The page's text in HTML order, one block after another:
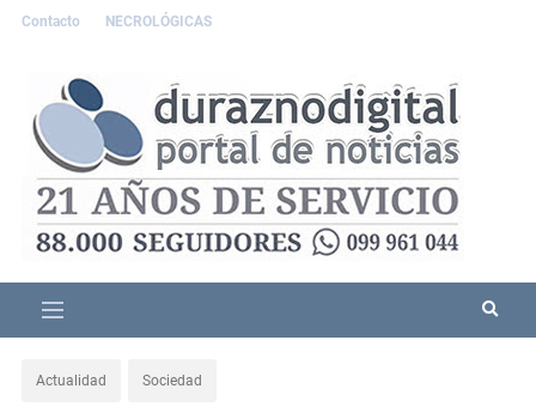
Contacto NECROLÓGICAS
Actualidad Sociedad